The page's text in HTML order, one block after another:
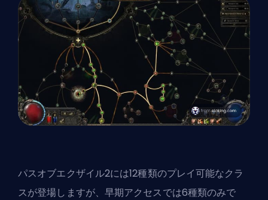
パスオブエクザイル2には12種類のプレイ可能なクラ
スが登場しますが、早期アクセスでは6種類のみで